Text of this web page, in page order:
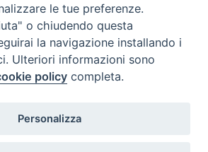
Roma
le tue preferenze.
o chiudendo questa
la navigazione installando i
Ulteriori informazioni sono
policy completa.
Personalizza